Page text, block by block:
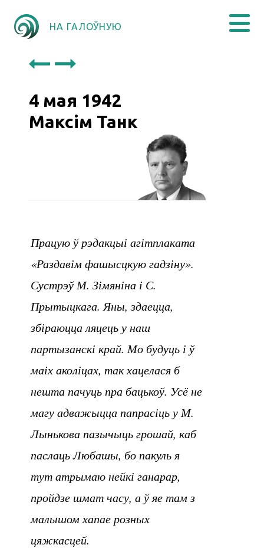
НА ГАЛОЎНУЮ
4 мая 1942
Максім Танк
Працую ў рэдакцыі агітплаката
«Раздавім фашысцкую гадзіну».
Сустрэў М. Зімяніна і С.
Прытыцкага. Яны, здаецца,
збіраюцца ляцець у наш
партызанскі край. Мо будуць і ў
маіх аколіцах, так хацелася б
нешта пачуць пра бацькоў. Усё не
магу адважыцца папрасіць у М.
Лынькова пазычыць грошай, каб
паслаць Любашы, бо пакуль я
тут атрымаю нейкі ганарар,
пройдзе шмат часу, а ў яе там з
малышом хапае розных
цяжкасцей.